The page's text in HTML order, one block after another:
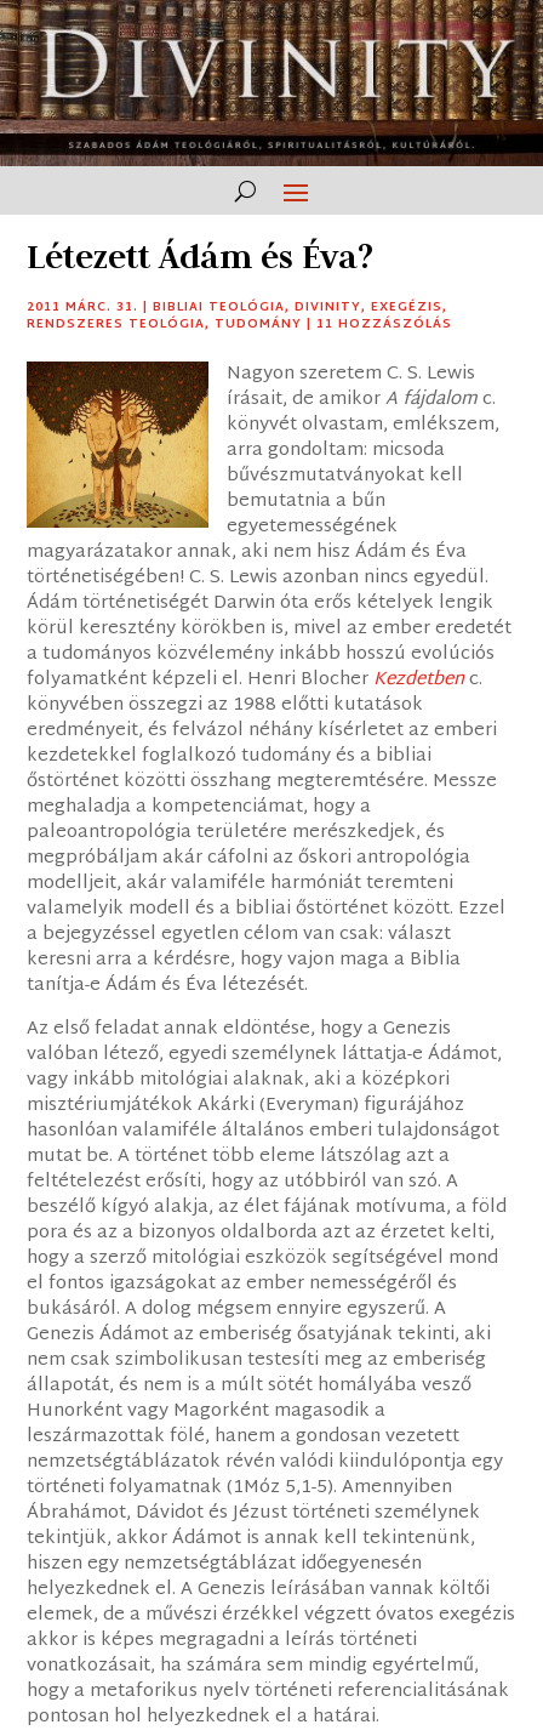
Létezett Ádám és Éva?
2011 MÁRC. 31. |BIBLIAI TEOLÓGIA,DIVINITY,EXEGÉZIS,
RENDSZERES TEOLÓGIA, TUDOMÁNY | 11 HOZZÁSZÓLÁS
Nagyon szeretem C. S. Lewis
írásait, de amikorA fájdalomc.
könyvét olvastam, emlékszem,
arra gondoltam: micsoda
bűvészmutatványokat kell
bemutatnia a bűn
egyetemességének
magyarázatakor annak, aki nem hisz Ádám és Éva
történetiségében! C. S. Lewis azonban nincs egyedül.
Ádám történetiségét Darwin óta erős kételyek lengik
körül keresztény körökben is, mivel az ember eredetét
a tudományos közvélemény inkább hosszú evolúciós
folyamatként képzeli el. Henri BlocherKezdetbenc.
könyvében összegzi az 1988 előtti kutatások
eredményeit, és felvázol néhány kísérletet az emberi
kezdetekkel foglalkozó tudomány és a bibliai
őstörténet közötti összhang megteremtésére. Messze
meghaladja a kompetenciámat, hogy a
paleoantropológia területére merészkedjek, és
megpróbáljam akár cáfolni az őskori antropológia
modelljeit, akár valamiféle harmóniát teremteni
valamelyik modell és a bibliai őstörténet között. Ezzel
a bejegyzéssel egyetlen célom van csak: választ
keresni arra a kérdésre, hogy vajon maga a Biblia
tanítja-e Ádám és Éva létezését.
Az első feladat annak eldöntése, hogy a Genezis
valóban létező, egyedi személynek láttatja-e Ádámot,
vagy inkább mitológiai alaknak, aki a középkori
misztériumjátékok Akárki (Everyman) figurájához
hasonlóan valamiféle általános emberi tulajdonságot
mutat be. A történet több eleme látszólag azt a
feltételezést erősíti, hogy az utóbbiról van szó. A
beszélő kígyó alakja, az élet fájának motívuma, a föld
pora és az a bizonyos oldalborda azt az érzetet kelti,
hogy a szerző mitológiai eszközök segítségével mond
el fontos igazságokat az ember nemességéről és
bukásáról. A dolog mégsem ennyire egyszerű. A
Genezis Ádámot az emberiség ősatyjának tekinti, aki
nem csak szimbolikusan testesíti meg az emberiség
állapotát, és nem is a múlt sötét homályába vesző
Hunorként vagy Magorként magasodik a
leszármazottak fölé, hanem a gondosan vezetett
nemzetségtáblázatok révén valódi kiindulópontja egy
történeti folyamatnak (1Móz 5,1-5). Amennyiben
Ábrahámot, Dávidot és Jézust történeti személynek
tekintjük, akkor Ádámot is annak kell tekintenünk,
hiszen egy nemzetségtáblázat időegyenesén
helyezkednek el. A Genezis leírásában vannak költői
elemek, de a művészi érzékkel végzett óvatos exegézis
akkor is képes megragadni a leírás történeti
vonatkozásait, ha számára sem mindig egyértelmű,
hogy a metaforikus nyelv történeti referencialitásának
pontosan hol helyezkednek el a határai.